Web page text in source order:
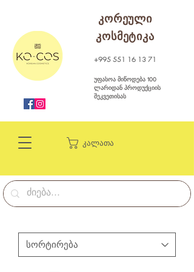
კალათა
კორეული
კოსმეტიკა
+995 551 16 13 71
უფასოა მიწოდება 100
ლარიდან პროდუქციის
შეკვეთისას